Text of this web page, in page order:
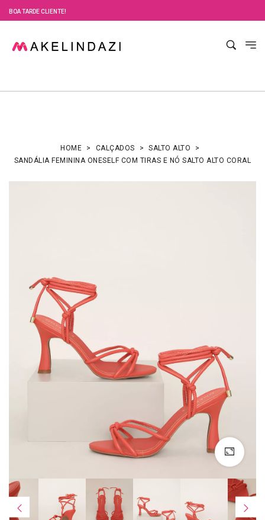
BOA TARDE CLIENTE!
HOME CALÇADOS
SALTO ALTO
SANDÁLIA FEMININA ONESELF COM TIRAS E NÓ SALTO ALTO CORAL